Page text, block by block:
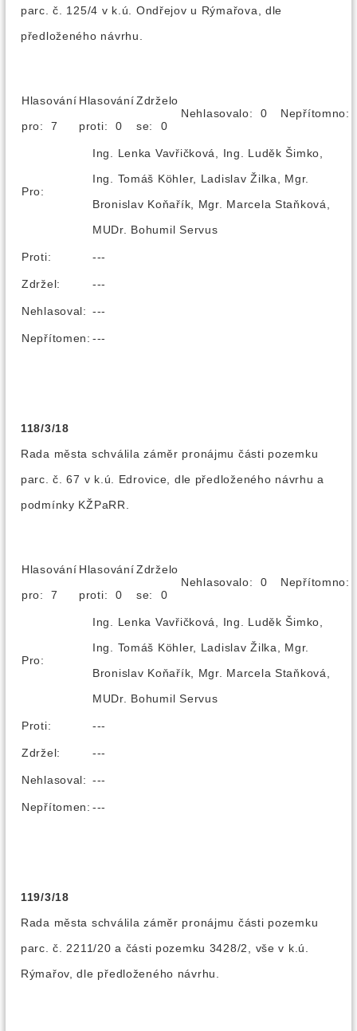
parc. č. 125/4 v k.ú. Ondřejov u Rýmařova, dle
předloženého návrhu.
Hlasování
pro: 7
Hlasování
proti: 0
Zdrželo
se: 0
Nehlasovalo: 0
Pro:
Ing. Lenka Vavřičková, Ing. Luděk Šimko,
Ing. Tomáš Köhler, Ladislav Žilka, Mgr.
Bronislav Koňařík, Mgr. Marcela Staňková,
MUDr. Bohumil Servus
Proti: ---
Zdržel: ---
Nehlasoval: ---
Nepřítomen: ---
118/3/18
Rada města schválila záměr pronájmu části pozemku
parc. č. 67 v k.ú. Edrovice, dle předloženého návrhu a
podmínky KŽPaRR.
Hlasování
pro: 7
Hlasování
proti: 0
Zdrželo
se: 0
Nehlasovalo: 0
Pro:
Ing. Lenka Vavřičková, Ing. Luděk Šimko,
Ing. Tomáš Köhler, Ladislav Žilka, Mgr.
Bronislav Koňařík, Mgr. Marcela Staňková,
MUDr. Bohumil Servus
Proti: ---
Zdržel: ---
Nehlasoval: ---
Nepřítomen: ---
119/3/18
Rada města schválila záměr pronájmu části pozemku
parc. č. 2211/20 a části pozemku 3428/2, vše v k.ú.
Rýmařov, dle předloženého návrhu.